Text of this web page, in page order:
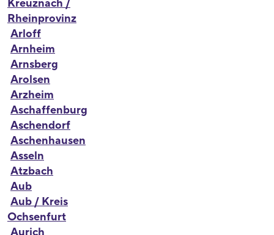
Kreuznach /
Rheinprovinz
Arloff
Arnheim
Arnsberg
Arolsen
Arzheim
Aschaffenburg
Aschendorf
Aschenhausen
Asseln
Atzbach
Aub
Aub / Kreis
Ochsenfurt
Aurich